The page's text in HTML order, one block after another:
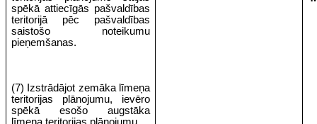
spēkā attiecīgās pašvaldības
teritorijā pēc pašvaldības
saistošo noteikumu
pieņemšanas.
(7) Izstrādājot zemāka līmeņa
teritorijas plānojumu, ievēro
spēkā esošo augstāka